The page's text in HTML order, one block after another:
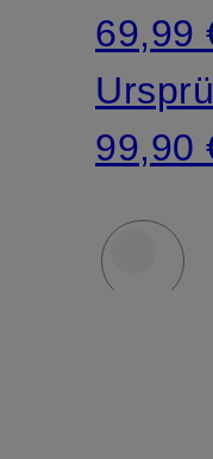
69,99
99,90